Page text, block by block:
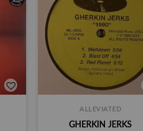
ALLEVIATED
GHERKIN JERKS